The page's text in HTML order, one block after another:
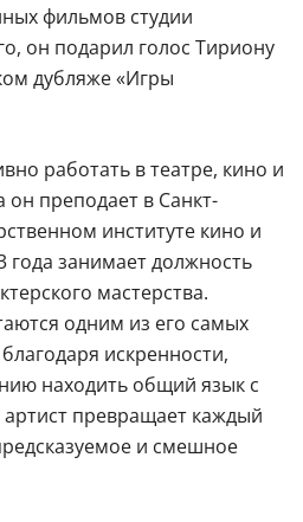
фильмов студии
он подарил голос Тириону
дубляже «Игры
работать в театре, кино и
он преподает в Санкт-
институте кино и
года занимает должность
мастерства.
одним из его самых
искренности,
находить общий язык с
превращает каждый
и смешное